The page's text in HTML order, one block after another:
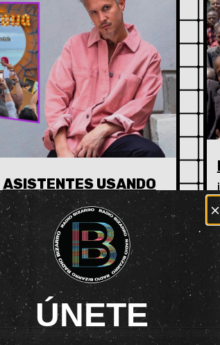
×
ÚNETE
ASISTENTES USANDO
CELULAR EN DJ SET DE
VICENTE GARCÍA EN
CASA CORONA
Casa Corona en el mar, julio y
agosto de 2026. ...